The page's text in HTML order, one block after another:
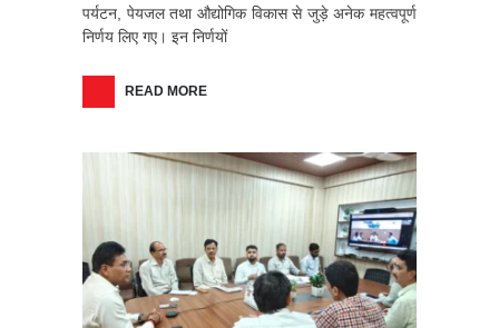
पर्यटन, पेयजल तथा औद्योगिक विकास से जुड़े अनेक महत्वपूर्ण
निर्णय लिए गए। इन निर्णयों
READ MORE